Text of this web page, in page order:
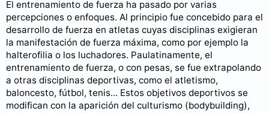
El entrenamiento de fuerza ha pasado por varias
percepciones o enfoques. Al principio fue concebido para el
desarrollo de fuerza en atletas cuyas disciplinas exigieran
la manifestación de fuerza máxima, como por ejemplo la
halterofilia o los luchadores. Paulatinamente, el
entrenamiento de fuerza, o con pesas, se fue extrapolando
a otras disciplinas deportivas, como el atletismo,
baloncesto, fútbol, tenis… Estos objetivos deportivos se
modifican con la aparición del culturismo (bodybuilding),